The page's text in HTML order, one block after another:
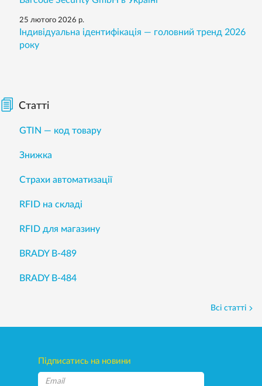
25 лютого 2026 р.
Індивідуальна ідентифікація — головний тренд 2026
року
Статті
GTIN — код товару
Знижка
Страхи автоматизації
RFID на складі
RFID для магазину
BRADY B-489
BRADY B-484
Всі статті
Підписатись на новини